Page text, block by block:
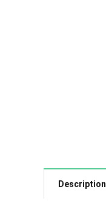
Description